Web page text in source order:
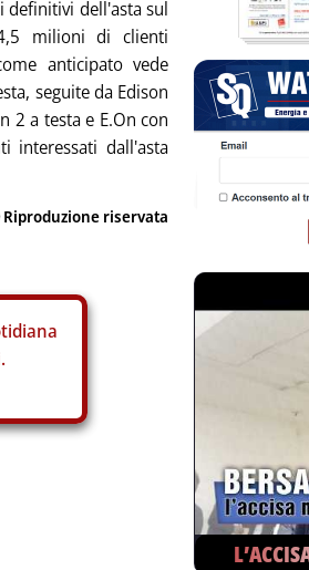
definitivi dell'asta sul
milioni di clienti
anticipato vede
seguite da Edison
2 a testa e E.On con
interessati dall'asta